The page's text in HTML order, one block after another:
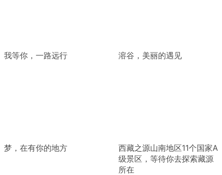
我等你，一路远行 溶谷，美丽的遇见
梦，在有你的地方
西藏之源山南地区11个国家A
级景区，等待你去探索藏源
所在